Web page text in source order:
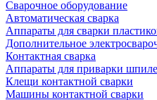
Сварочное оборудование
Автоматическая сварка
Аппараты для сварки
Дополнительное
Контактная сварка
Аппараты для приварки
Клещи контактной сварки
Машины контактной сварки